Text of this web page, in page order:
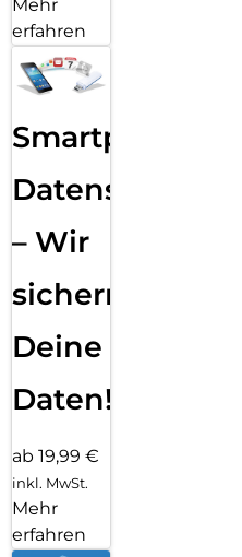
Mehr
erfahren
Smartphone
Datensicherung
– Wir
sichern
Deine
Daten!
ab 19,99 €
inkl. MwSt.
Mehr
erfahren